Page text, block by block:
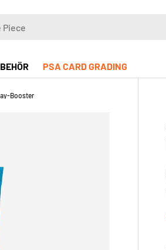
PSA CARD GRADING
Booster